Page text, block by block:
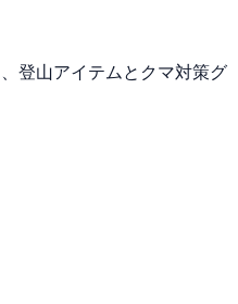
登山アイテムとクマ対策グ